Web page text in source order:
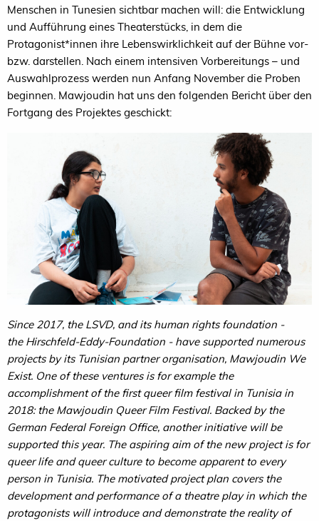
Menschen in Tunesien sichtbar machen will: die Entwicklung
und Aufführung eines Theaterstücks, in dem die
Protagonist*innen ihre Lebenswirklichkeit auf der Bühne vor-
bzw. darstellen. Nach einem intensiven Vorbereitungs – und
Auswahlprozess werden nun Anfang November die Proben
beginnen. Mawjoudin hat uns den folgenden Bericht über den
Fortgang des Projektes geschickt:
Since 2017, the LSVD, and its human rights foundation -
the Hirschfeld-Eddy-Foundation - have supported numerous
projects by its Tunisian partner organisation, Mawjoudin We
Exist. One of these ventures is for example the
accomplishment of the first queer film festival in Tunisia in
2018: the Mawjoudin Queer Film Festival. Backed by the
German Federal Foreign Office, another initiative will be
supported this year. The aspiring aim of the new project is for
queer life and queer culture to become apparent to every
person in Tunisia. The motivated project plan covers the
development and performance of a theatre play in which the
protagonists will introduce and demonstrate the reality of